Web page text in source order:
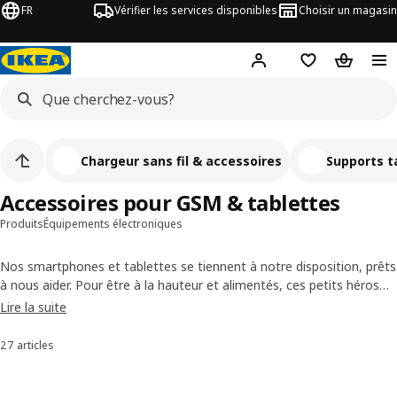
FR Vérifier les services disponibles Choisir un magasin
Hej ! Connectez-vous
Listes dePanier
ProduitsÉquipements électroniques
Accessoires pour GSM & tablettes
Chargeur sans fil & accessoires Supports
Nos smartphones et tablettes se tiennent à notre disposition, prêts
à nous aider. Pour être à la hauteur et alimentés, ces petits héros
ont besoin de leurs propres assistants. C’est pourquoi nous
tablettes, comme des chargeurs USB, des chargeurs portables et
Lire la suite
Trier et filtrer
27 articles